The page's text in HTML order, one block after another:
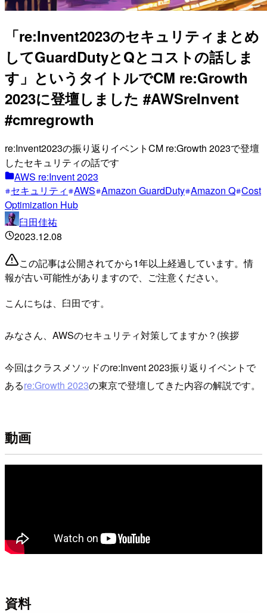
「re:Invent2023のセキュリティまとめ
してGuardDutyとQとコストの話しま
す」というタイトルでCM re:Growth
2023に登壇しました #AWSreInvent
#cmregrowth
re:Invent2023の振り返りイベントCM re:Growth 2023で登壇
したセキュリティの話です
AWS re:Invent 2023
セキュリティ AWS Amazon GuardDuty Amazon Q Cost
Optimization Hub
臼田佳祐
2023.12.08
この記事は公開されてから1年以上経過しています。情
報が古い可能性がありますので、ご注意ください。
こんにちは、臼田です。
みなさん、AWSのセキュリティ対策してますか？(挨拶
今回はクラスメソッドのre:Invent 2023振り返りイベントで
あるre:Growth 2023の東京で登壇してきた内容の解説です。
動画
資料